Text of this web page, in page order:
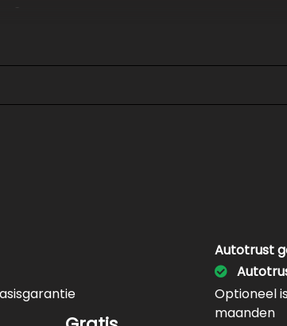
Elektronisch stabiliteits programma
Zie foto's voor de complete optielijst
Zij airbag(s) voor
Autotrust
Optioneel
maanden